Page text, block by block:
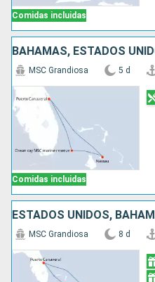
Comidas incluidas
BAHAMAS, ESTADOS
Comidas incluidas
MSC Grandiosa 5 d
MSC Grandiosa 8 d